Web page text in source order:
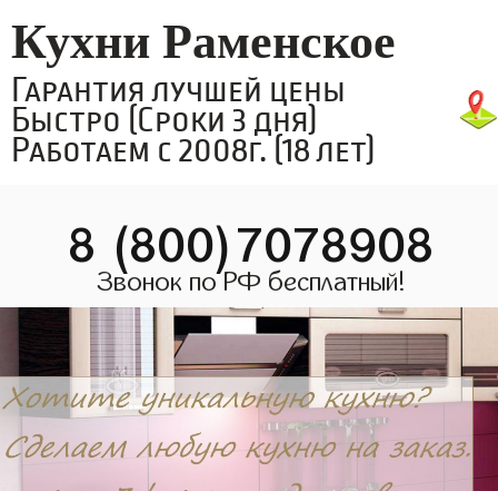
Кухни Раменское
Гарантия лучшей цены
Быстро (Сроки 3 дня)
Работаем с 2008г. (18 лет)
8 (800)7078908
Звонок по РФ бесплатный!